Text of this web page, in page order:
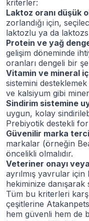
kriterler:
Laktoz oranı düşük
zorlandığı için,
laktozlu ya da
Protein ve yağ
gelişim döneminde
oranları dengeli bir
Vitamin ve mineral
sistemini
ve kalsiyum gibi
Sindirim sistemine
uygun, kolay
Prebiyotik destekli
Güvenilir marka
markalar (örneğin
öncelikli olmalıdır.
Veteriner onayı
ayrılmış yavrular
hekiminize
Tüm bu kriterleri
çeşitlerine
hem güvenli hem de